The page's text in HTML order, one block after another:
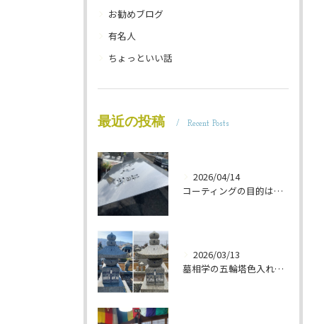
お勧めブログ
有名人
ちょっといい話
最近の投稿 Recent Posts
2026/04/14
コーティングの目的は 墓石を保護することです 岐阜のお墓掃除屋「磨き専隊」です
2026/03/13
墓相学の五輪塔色入れ 岐阜のお墓掃除屋「磨き専隊」です